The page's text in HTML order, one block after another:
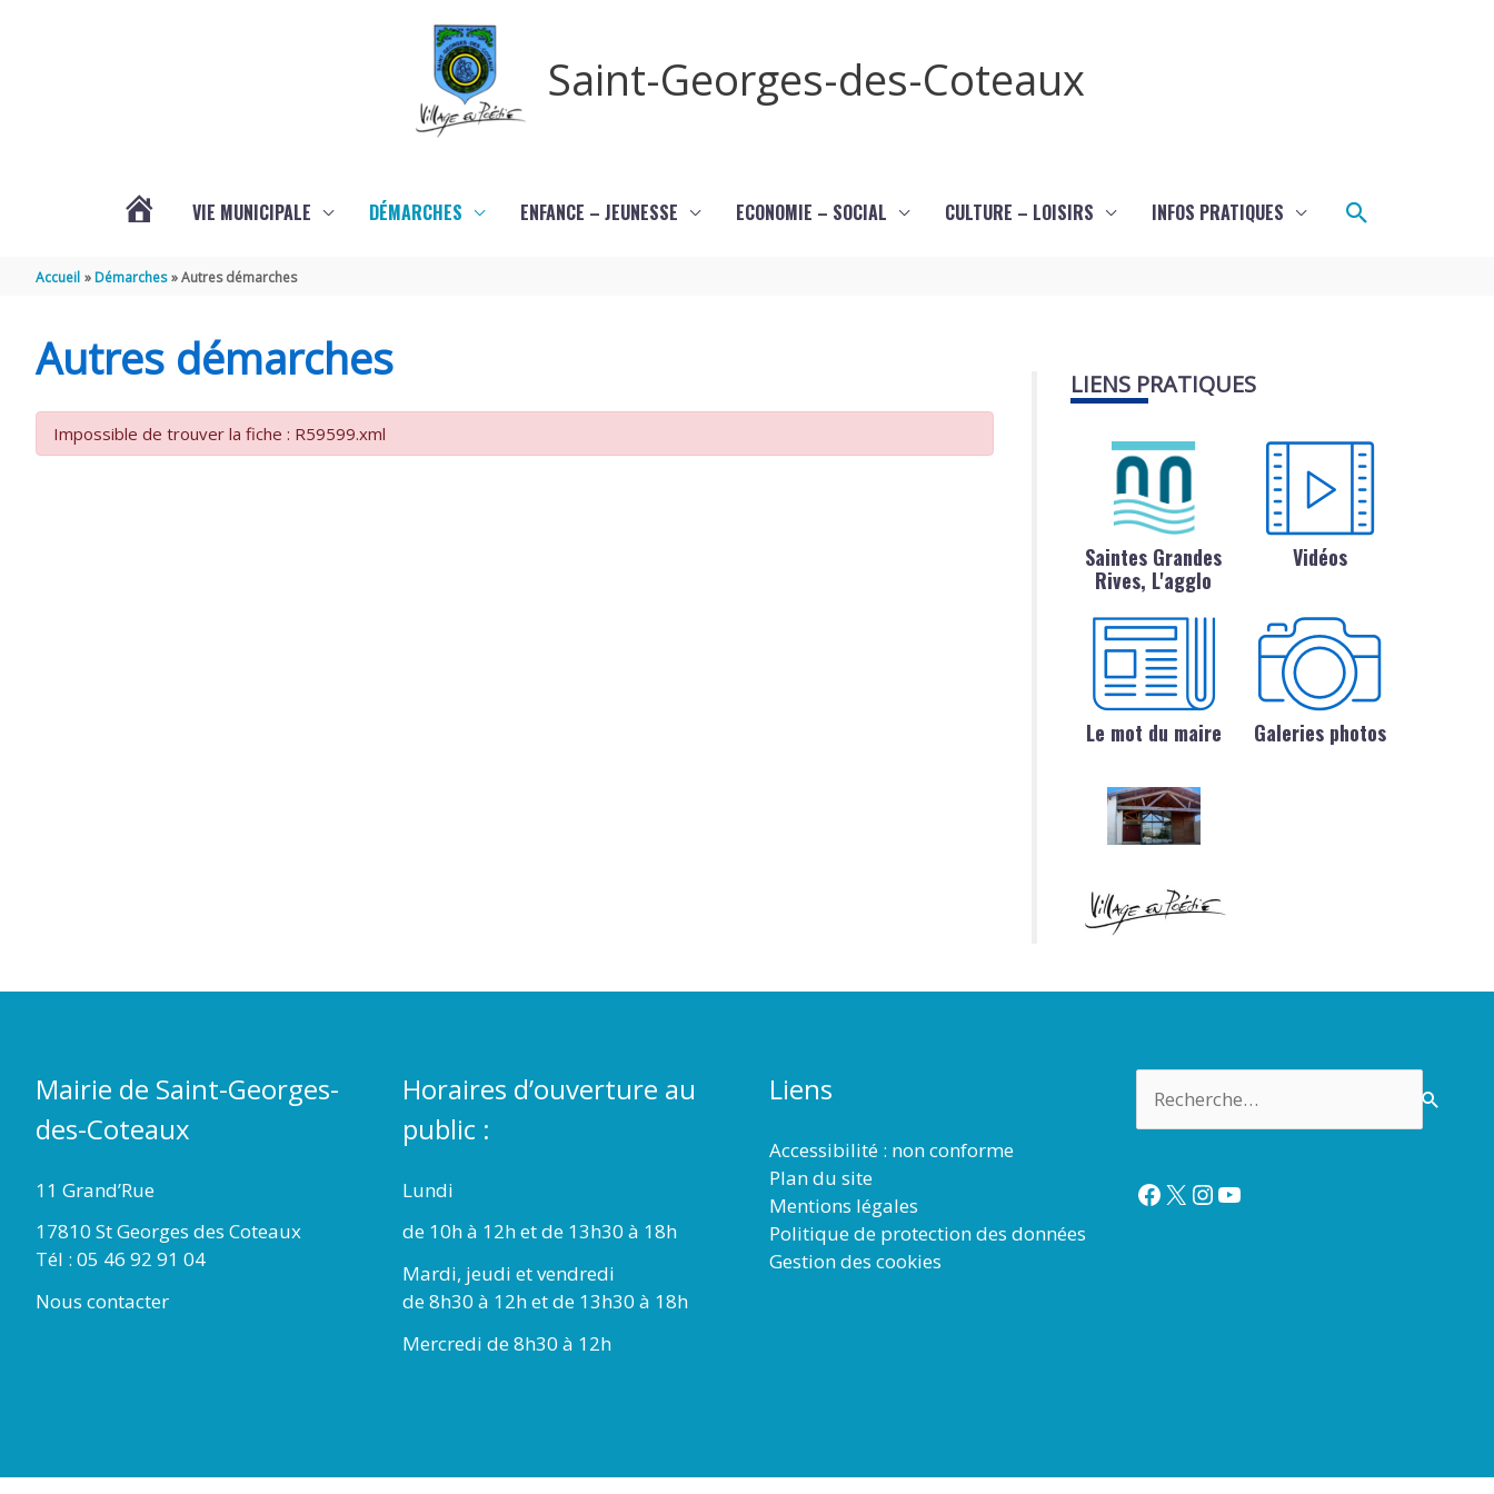
Saint-Georges-des-Coteaux
VIE MUNICIPALE DÉMARCHES ENFANCE – JEUNESSE ECONOMIE – SOCIAL CULTURE – LOISIRS INFOS PRATIQUES Rechercher
Accueil Démarches Autres démarches
Autres démarches
Impossible de trouver la fiche : R59599.xml
LIENS PRATIQUES
Saintes Grandes
Rives, L'agglo
Vidéos
Le mot du maire Galeries photos
Mairie de Saint-Georges-
des-Coteaux
11 Grand’Rue
17810 St Georges des Coteaux
Tél : 05 46 92 91 04
Nous contacter
Horaires d’ouverture au
public :
Lundi
de 10h à 12h et de 13h30 à 18h
Mardi, jeudi et vendredi
de 8h30 à 12h et de 13h30 à 18h
Mercredi de 8h30 à 12h
Liens
Accessibilité : non conforme
Plan du site
Mentions légales
Politique de protection des données
Gestion des cookies
Facebook
X Instagram
YouTube